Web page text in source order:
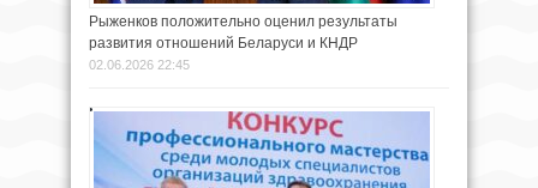
Рыженков положительно оценил результаты
развития отношений Беларуси и КНДР
02.06.2026 22:45